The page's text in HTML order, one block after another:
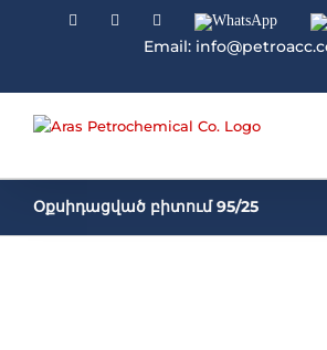
FacebookLinkedinInstagramWhatsApp
Email:
Օքսիդացված բիտում 95/25